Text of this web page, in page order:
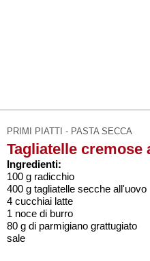
PRIMI PIATTI - PASTA SECCA
Tagliatelle cremose
Ingredienti:
100 g radicchio
400 g tagliatelle secche all'uovo
4 cucchiai latte
1 noce di burro
80 g di parmigiano grattugiato
sale